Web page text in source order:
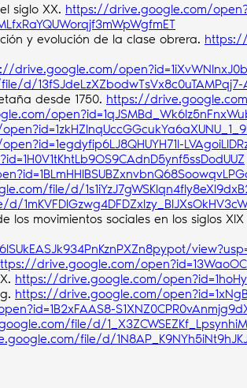
siglo XX. https://drive.google.com/
y evolución de la clase obrera. https://
drive.google.com/
d/
desde 1750. https://
file/d/
los movimientos sociales en los siglos XIX
drive.google.com/
https://drive.google.com/
https://drive.google.com/
file/d/
file/d/